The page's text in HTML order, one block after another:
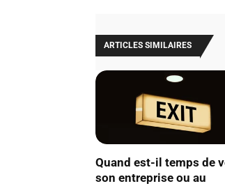
ARTICLES SIMILAIRES
Quand est-il temps de
son entreprise ou au